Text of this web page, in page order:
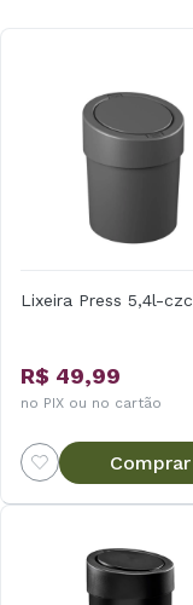
Lixeira Press 5,4l-czc
R$ 49,99
no PIX ou no cartão
Comprar